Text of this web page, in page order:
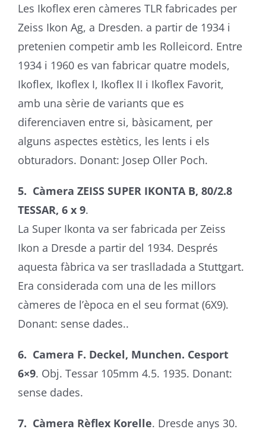
Les Ikoflex eren càmeres TLR fabricades per
Zeiss Ikon Ag, a Dresden. a partir de 1934 i
pretenien competir amb les Rolleicord. Entre
1934 i 1960 es van fabricar quatre models,
Ikoflex, Ikoflex I, Ikoflex II i Ikoflex Favorit,
amb una sèrie de variants que es
diferenciaven entre si, bàsicament, per
alguns aspectes estètics, les lents i els
obturadors. Donant: Josep Oller Poch.
5. Càmera ZEISS SUPER IKONTA B, 80/2.8
TESSAR, 6 x 9.
La Super Ikonta va ser fabricada per Zeiss
Ikon a Dresde a partir del 1934. Després
aquesta fàbrica va ser traslladada a Stuttgart.
Era considerada com una de les millors
càmeres de l’època en el seu format (6X9).
Donant: sense dades..
6. Camera F. Deckel, Munchen. Cesport
6×9. Obj. Tessar 105mm 4.5. 1935. Donant:
sense dades.
7. Càmera Rèflex Korelle. Dresde anys 30.